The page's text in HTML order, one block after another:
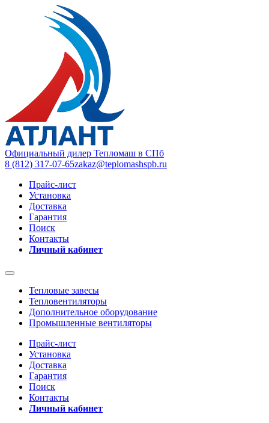
Официальный дилер Тепломаш в СПб
8 (812) 317-07-65zakaz@teplomashspb.ru
Прайс-лист
Установка
Доставка
Гарантия
Поиск
Контакты
Личный кабинет
Тепловые завесы
Тепловентиляторы
Дополнительное оборудование
Промышленные вентиляторы
Прайс-лист
Установка
Доставка
Гарантия
Поиск
Контакты
Личный кабинет